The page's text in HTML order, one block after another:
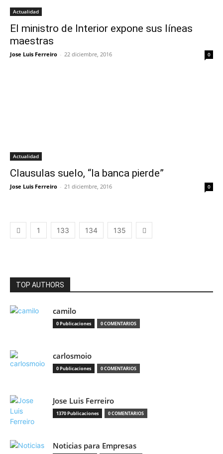
Actualidad
El ministro de Interior expone sus líneas
maestras
Jose Luis Ferreiro - 22 diciembre, 2016 0
Actualidad
Clausulas suelo, “la banca pierde”
Jose Luis Ferreiro - 21 diciembre, 2016 0
1 133 134 135
TOP AUTHORS
camilo
0 Publicaciones 0 COMENTARIOS
carlosmoio
0 Publicaciones 0 COMENTARIOS
Jose Luis Ferreiro
1370 Publicaciones 0 COMENTARIOS
Noticias para Empresas